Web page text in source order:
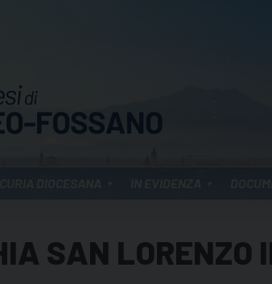
SAN LORENZO